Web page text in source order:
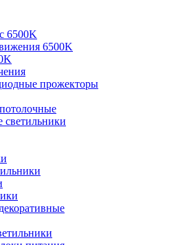
6500K
6500K
прожекторы
светильники